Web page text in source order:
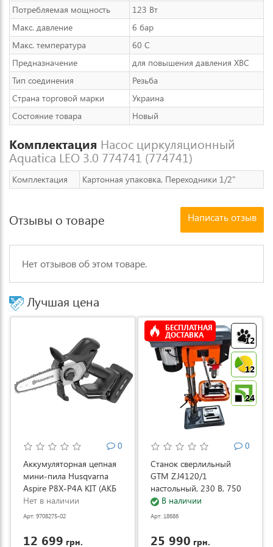
Потребляемая мощность
123 Вт
Макс. давление
6 бар
Макс. температура
60 C
Предназначение
для повышения давления ХВС
Тип соединения
Резьба
Страна торговой марки
Украина
Состояние товара
Новый
Комплектация Насос циркуляционный
Aquatica LEO 3.0 774741 (774741)
Комплектация Картонная упаковка, Переходники 1/2"
Отзывы о товаре Написать отзыв
Нет отзывов об этом товаре.
Лучшая цена
0
Аккумуляторная цепная
мини-пила Husqvarna
Aspire P8X-P4A KIT (АКБ
и ЗУ) (9708275-02)
Нет в наличии
Арт: 9708275-02
12 699 грн.
12
12
24
БЕСПЛАТНАЯ
ДОСТАВКА
0
Станок сверлильный
GTM ZJ4120/1
настольный, 230 В, 750
Вт (ZJ4120/1)
В наличии
Арт: 18686
25 990 грн.